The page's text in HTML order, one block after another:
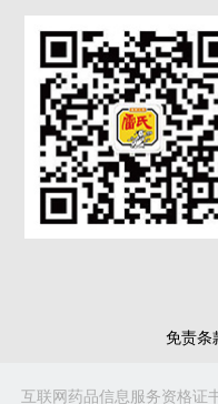
免责条
互联网药品信息服务资格证